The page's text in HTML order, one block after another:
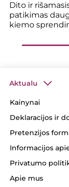
Dito ir
patikimas
kiemo
Aktualu
Kainynai
Deklaracijos ir
Pretenzijos
Informacijos
Privatumo
Apie mus